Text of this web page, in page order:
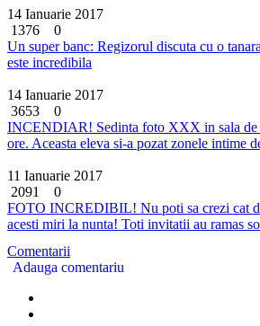
14 Ianuarie 2017
1376
0
Un super banc: Regizorul discuta cu o
este incredibila
14 Ianuarie 2017
3653
0
INCENDIAR! Sedinta foto XXX in sala de
ore. Aceasta eleva si-a pozat zonele intime
11 Ianuarie 2017
2091
0
FOTO INCREDIBIL! Nu poti sa crezi cat
acesti miri la nunta! Toti invitatii au ramas
Comentarii
Adauga comentariu